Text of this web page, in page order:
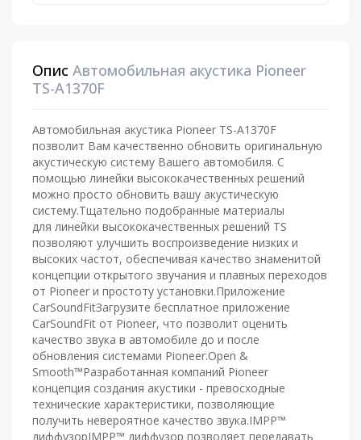
Опис Автомобильная акустика Pioneer
TS-A1370F
Автомобильная акустика Pioneer TS-A1370F
позволит Вам качественно обновить оригинальную
акустическую систему Вашего автомобиля. С
помощью линейки высококачественных решений
можно просто обновить вашу акустическую
систему.Тщательно подобранные материалы
для линейки высококачественных решений TS
позволяют улучшить воспроизведение низких и
высоких частот, обеспечивая качество знаменитой
концепции открытого звучания и плавных переходов
от Pioneer и простоту установки.Приложение
CarSoundFitЗагрузите бесплатное приложение
CarSoundFit от Pioneer, что позволит оценить
качество звука в автомобиле до и после
обновления системами Pioneer.Open &
Smooth™Разработанная компаний Pioneer
концепция создания акустики - превосходные
технические характеристики, позволяющие
получить невероятное качество звука.IMPP™
диффузорIMPP™ диффузор позволяет передавать